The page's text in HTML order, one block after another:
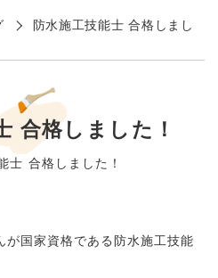
防水施工技能士 合格しまし
合格しました！
が国家資格である防水施工技能